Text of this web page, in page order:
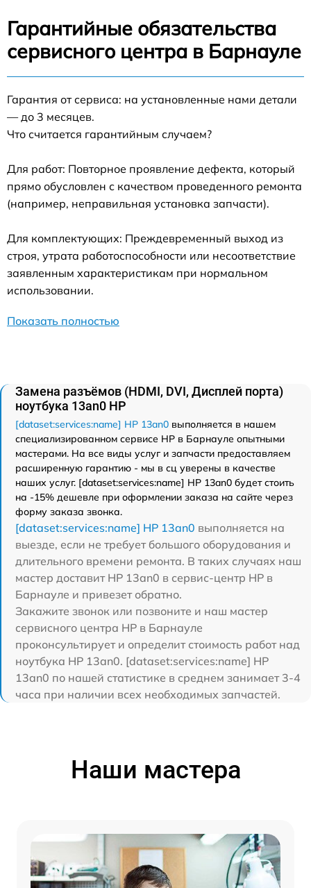
Гарантийные обязательства
сервисного центра в Барнауле
Гарантия от сервиса: на установленные нами детали
— до 3 месяцев.
Что считается гарантийным случаем?
Для работ: Повторное проявление дефекта, который
прямо обусловлен с качеством проведенного ремонта
(например, неправильная установка запчасти).
Для комплектующих: Преждевременный выход из
строя, утрата работоспособности или несоответствие
заявленным характеристикам при нормальном
использовании.
Показать полностью
Замена разъёмов (HDMI, DVI, Дисплей порта)
ноутбука 13an0 HP
[dataset:services:name] HP 13an0 выполняется в нашем
специализированном сервисе HP в Барнауле опытными
мастерами. На все виды услуг и запчасти предоставляем
расширенную гарантию - мы в сц уверены в качестве
наших услуг. [dataset:services:name] HP 13an0 будет стоить
на -15% дешевле при оформлении заказа на сайте через
форму заказа звонка.
[dataset:services:name] HP 13an0 выполняется на
выезде, если не требует большого оборудования и
длительного времени ремонта. В таких случаях наш
мастер доставит HP 13an0 в сервис-центр HP в
Барнауле и привезет обратно.
Закажите звонок или позвоните и наш мастер
сервисного центра HP в Барнауле
проконсультирует и определит стоимость работ над
ноутбука HP 13an0. [dataset:services:name] HP
13an0 по нашей статистике в среднем занимает 3-4
часа при наличии всех необходимых запчастей.
Наши мастера